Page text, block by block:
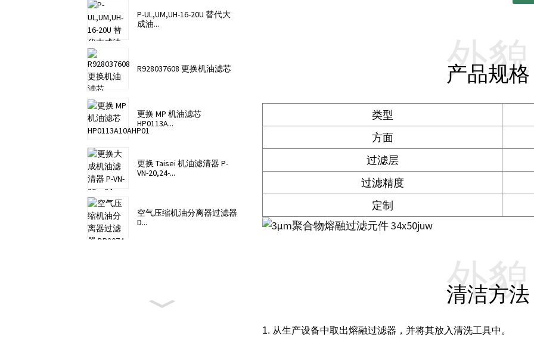
P-UL,UM,UH-16-20U 替代大
成油...
R928037608 更换机油滤芯
更换 MP 机油滤芯
HP0113A...
更换 Taisei 机油滤清器 P-
VN-20,24-...
空气压缩机油分离器过滤器
D...
产品规格
外貌
类型
方面
过滤层
过滤精度
定制
清洁方法
外貌
1. 从生产设备中取出熔融过滤器，并将其放入清洗工具中。